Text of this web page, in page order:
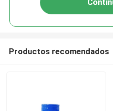
Productos recomendados